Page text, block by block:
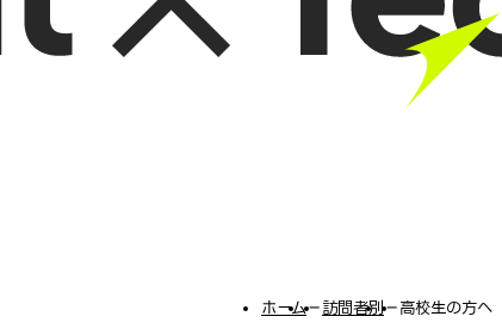
ホーム− 訪問者別− 高校生の方へ